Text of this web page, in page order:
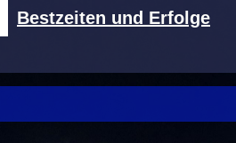
Bestzeiten und Erfolge